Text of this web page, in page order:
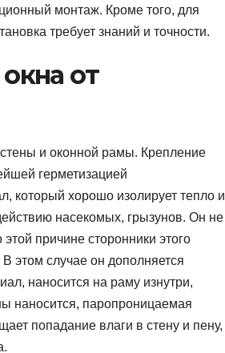
монтаж. Кроме того, для
требует знаний и точности.
от
стены и оконной рамы. Крепление
герметизацией
который хорошо изолирует тепло и
насекомых, грызунов. Он не
причине сторонники этого
этом случае он дополняется
наносится на раму изнутри,
наносится, паропроницаемая
попадание влаги в стену и пену,